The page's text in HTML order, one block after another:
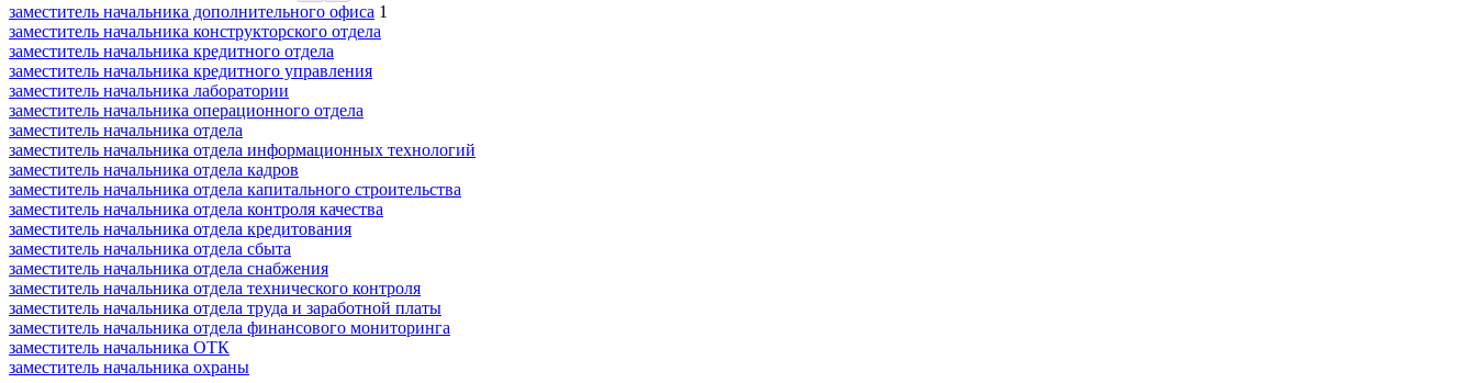
заместитель начальника дополнительного офиса 1
заместитель начальника конструкторского отдела
заместитель начальника кредитного отдела
заместитель начальника кредитного управления
заместитель начальника лаборатории
заместитель начальника операционного отдела
заместитель начальника отдела
заместитель начальника отдела информационных технологий
заместитель начальника отдела кадров
заместитель начальника отдела капитального строительства
заместитель начальника отдела контроля качества
заместитель начальника отдела кредитования
заместитель начальника отдела сбыта
заместитель начальника отдела снабжения
заместитель начальника отдела технического контроля
заместитель начальника отдела труда и заработной платы
заместитель начальника отдела финансового мониторинга
заместитель начальника ОТК
заместитель начальника охраны